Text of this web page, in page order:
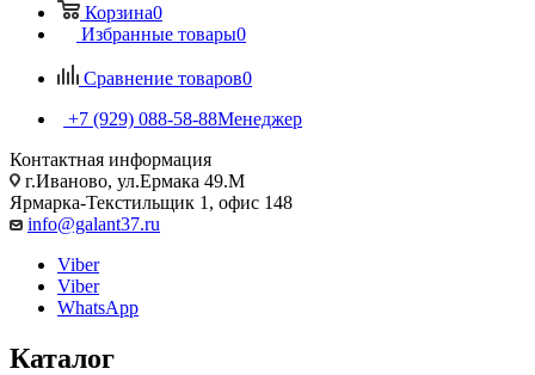
Корзина0
Избранные товары0
Сравнение товаров0
+7 (929) 088-58-88Менеджер
Контактная информация
г.Иваново, ул.Ермака 49.M
Ярмарка-Текстильщик 1, офис 148
info@galant37.ru
Viber
Viber
WhatsApp
Каталог